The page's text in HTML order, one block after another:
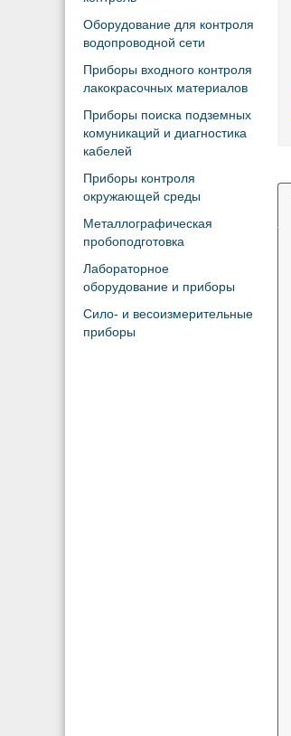
Оборудование для контроля
водопроводной сети
Приборы входного контроля
лакокрасочных материалов
Приборы поиска подземных
комуникаций и диагностика
кабелей
Приборы контроля
окружающей среды
Металлографическая
пробоподготовка
Лабораторное
оборудование и приборы
Сило- и весоизмерительные
приборы